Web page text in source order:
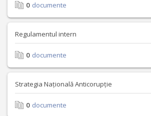
0 documente
Regulamentul intern
0 documente
Strategia Națională Anticorupție
0 documente